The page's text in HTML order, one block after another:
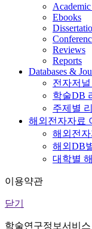
Ebooks
Reviews
Reports
Databases &
전자저
학술DB
주제별
해외전자자료
해외전
해외DB
대학별
이용약관
닫기
학술연구정보서비